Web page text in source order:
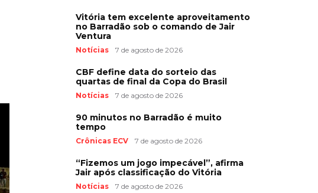
Vitória tem excelente aproveitamento
no Barradão sob o comando de Jair
Ventura
Notícias 7 de agosto de 2026
CBF define data do sorteio das
quartas de final da Copa do Brasil
Notícias 7 de agosto de 2026
90 minutos no Barradão é muito
tempo
Crônicas ECV 7 de agosto de 2026
“Fizemos um jogo impecável”, afirma
Jair após classificação do Vitória
Notícias 7 de agosto de 2026